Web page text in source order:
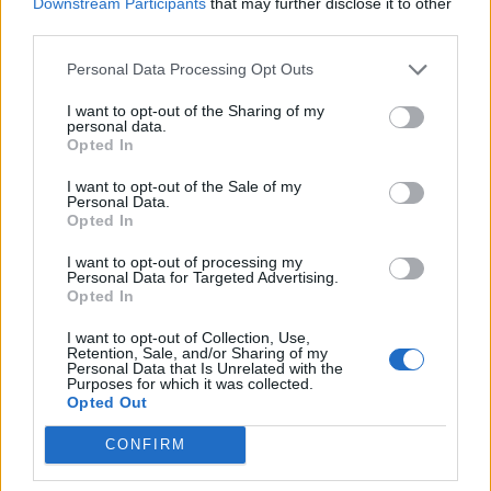
Personal Data Processing Opt Outs
I want to opt-out of the Sharing of my
personal data.
Opted In
I want to opt-out of the Sale of my
Personal Data.
Opted In
I want to opt-out of processing my
Personal Data for Targeted Advertising.
Opted In
I want to opt-out of Collection, Use,
Retention, Sale, and/or Sharing of my
Personal Data that Is Unrelated with the
Purposes for which it was collected.
Opted Out
CONFIRM
quando se passou para o modo elétrico foi a tomada de
força (PTO). As PTO eficientes e robustas são essenciais
para muitas aplicações e é por isso que a Scania está
números impressionantes do lado das baterias. As
baterias durarão 1,3 milhões de quilómetros, o tempo de
vida útil do camião. E a sua pegada de carbono é de
aproximadamente um terço de uma referência industrial
comparativa, devido ao facto de serem produzidos com
eletricidade sem recurso a combustíveis fósseis no norte
da Suécia. A Scania escolheu baterias de iões de lítio em
formas prismáticas que são montadas em Södertälje em